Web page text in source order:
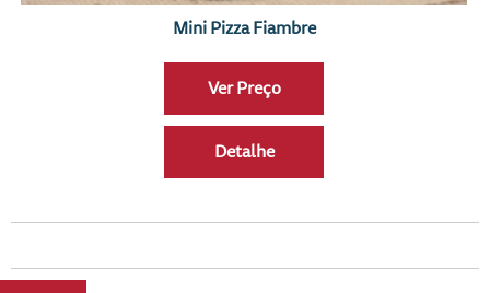
Mini Pizza Fiambre
Ver Preço
Detalhe